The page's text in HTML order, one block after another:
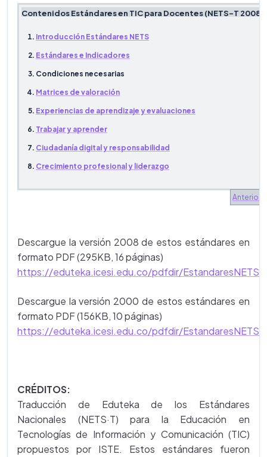
Contenidos Estándares en TIC para Docentes (NETS-T 2008)
Introducción Estándares NETS
Estándares e Indicadores
Condiciones necesarias
Matrices de valoración
Experiencias de aprendizaje y evaluaciones
Trabajar y aprender
Ciudadanía digital y responsabilidad
Crecimiento profesional y liderazgo
Anterior
Descargue la versión 2008 de estos estándares en
formato PDF (295KB, 16 páginas)
https://eduteka.icesi.edu.co/pdfdir/
Descargue la versión 2000 de estos estándares en
formato PDF (156KB, 10 páginas)
https://eduteka.icesi.edu.co/pdfdir/
CRÉDITOS:
Traducción de Eduteka de los Estándares
Nacionales (NETS·T) para la Educación en
Tecnologías de Información y Comunicación (TIC)
propuestos por ISTE. Estos estándares fueron